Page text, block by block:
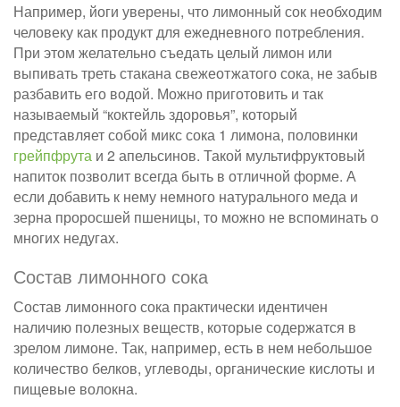
Например, йоги уверены, что лимонный сок необходим
человеку как продукт для ежедневного потребления.
При этом желательно съедать целый лимон или
выпивать треть стакана свежеотжатого сока, не забыв
разбавить его водой. Можно приготовить и так
называемый “коктейль здоровья”, который
представляет собой микс сока 1 лимона, половинки
грейпфрута и 2 апельсинов. Такой мультифруктовый
напиток позволит всегда быть в отличной форме. А
если добавить к нему немного натурального меда и
зерна проросшей пшеницы, то можно не вспоминать о
многих недугах.
Состав лимонного сока
Состав лимонного сока практически идентичен
наличию полезных веществ, которые содержатся в
зрелом лимоне. Так, например, есть в нем небольшое
количество белков, углеводы, органические кислоты и
пищевые волокна.